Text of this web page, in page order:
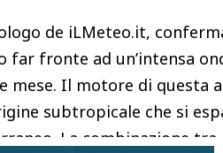
de iLMeteo.it,
far fronte ad un’intensa
mese. Il motore di questa
subtropicale che si
La combinazione tra